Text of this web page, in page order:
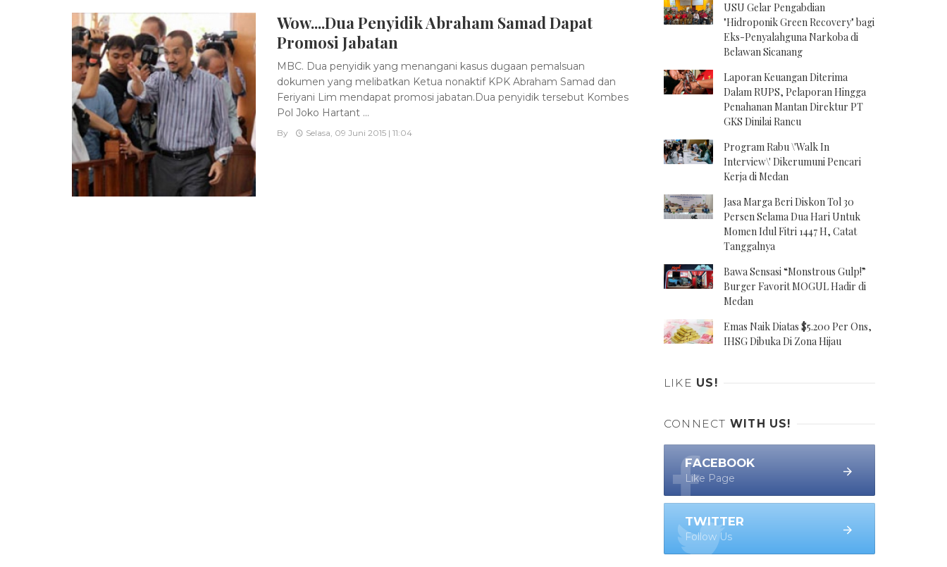
Wow....Dua Penyidik Abraham Samad Dapat
Promosi Jabatan
MBC. Dua penyidik yang menangani kasus dugaan pemalsuan
dokumen yang melibatkan Ketua nonaktif KPK Abraham Samad dan
Feriyani Lim mendapat promosi jabatan.Dua penyidik tersebut Kombes
Pol Joko Hartant ...
By Selasa, 09 Juni 2015 | 11:04
USU Gelar Pengabdian
"Hidroponik Green Recovery" bagi
Eks-Penyalahguna Narkoba di
Belawan Sicanang
Laporan Keuangan Diterima
Dalam RUPS, Pelaporan Hingga
Penahanan Mantan Direktur PT
GKS Dinilai Rancu
Program Rabu \'Walk In
Interview\' Dikerumuni Pencari
Kerja di Medan
Jasa Marga Beri Diskon Tol 30
Persen Selama Dua Hari Untuk
Momen Idul Fitri 1447 H, Catat
Tanggalnya
Bawa Sensasi “Monstrous Gulp!”
Burger Favorit MOGUL Hadir di
Medan
Emas Naik Diatas $5.200 Per Ons,
IHSG Dibuka Di Zona Hijau
LIKE US!
CONNECT WITH US!
FACEBOOK
Like Page
TWITTER
Follow Us